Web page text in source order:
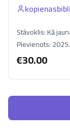
Stāvoklis:Kā
Pievienots:
€30.00